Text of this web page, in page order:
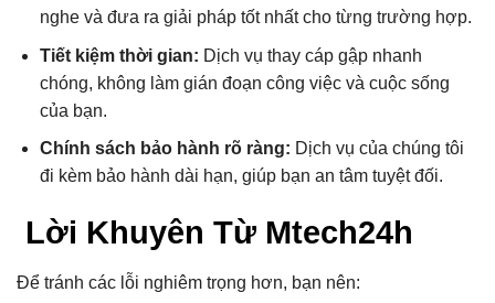
nghe và đưa ra giải pháp tốt nhất cho từng trường hợp.
Tiết kiệm thời gian: Dịch vụ thay cáp gập nhanh
chóng, không làm gián đoạn công việc và cuộc sống
của bạn.
Chính sách bảo hành rõ ràng: Dịch vụ của chúng tôi
đi kèm bảo hành dài hạn, giúp bạn an tâm tuyệt đối.
Lời Khuyên Từ Mtech24h
Để tránh các lỗi nghiêm trọng hơn, bạn nên: